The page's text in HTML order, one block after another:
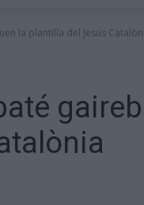
la plantilla del Jesús